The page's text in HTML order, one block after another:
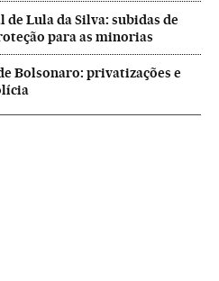
Lula da Silva: subidas de
para as minorias
Bolsonaro: privatizações e